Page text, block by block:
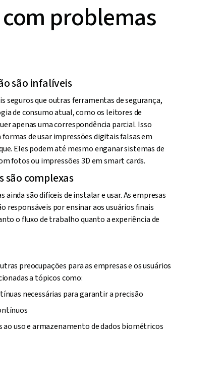
problemas
são infalíveis
seguros que outras ferramentas de segurança,
de consumo atual, como os leitores de
apenas uma correspondência parcial. Isso
de usar impressões digitais falsas em
Eles podem até mesmo enganar sistemas de
fotos ou impressões 3D em smart cards.
são complexas
são difíceis de instalar e usar. As empresas
responsáveis por ensinar aos usuários finais
o fluxo de trabalho quanto a experiência de
preocupações para as empresas e os usuários
a tópicos como:
necessárias para garantir a precisão
ao uso e armazenamento de dados biométricos